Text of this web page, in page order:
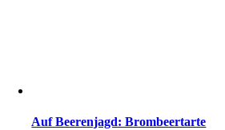
Auf Beerenjagd: Brombeertarte